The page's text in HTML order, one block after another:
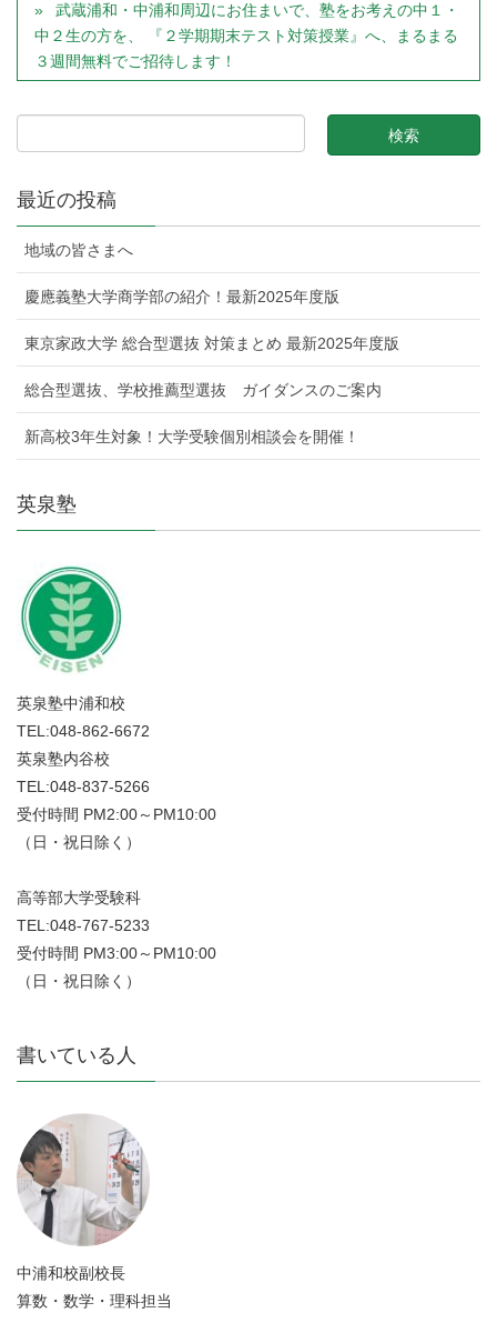
武蔵浦和・中浦和周辺にお住まいで、塾をお考えの中１・
中２生の方を、 『２学期期末テスト対策授業』へ、まるまる
３週間無料でご招待します！
最近の投稿
地域の皆さまへ
慶應義塾大学商学部の紹介！最新2025年度版
東京家政大学 総合型選抜 対策まとめ 最新2025年度版
総合型選抜、学校推薦型選抜 ガイダンスのご案内
新高校3年生対象！大学受験個別相談会を開催！
英泉塾
英泉塾中浦和校
TEL:048-862-6672
英泉塾内谷校
TEL:048-837-5266
受付時間 PM2:00～PM10:00
（日・祝日除く）
高等部大学受験科
TEL:048-767-5233
受付時間 PM3:00～PM10:00
（日・祝日除く）
書いている人
中浦和校副校長
算数・数学・理科担当